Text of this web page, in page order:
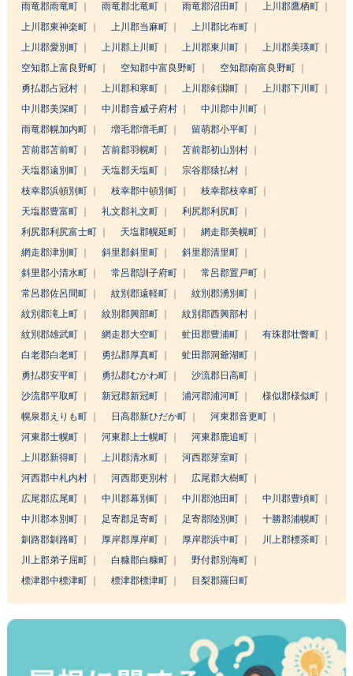
雨竜郡雨竜町
雨竜郡北竜町 雨竜郡沼田町
上川郡鷹栖町
上川郡東神楽町
上川郡当麻町
上川郡比布町
上川郡愛別町
上川郡上川町 上川郡東川町
上川郡美瑛町
空知郡上富良野町
空知郡中富良野町
空知郡南富良野町
勇払郡占冠村
上川郡和寒町 上川郡剣淵町
上川郡下川町
中川郡美深町
中川郡音威子府村
中川郡中川町
雨竜郡幌加内町
増毛郡増毛町
留萌郡小平町
苫前郡苫前町
苫前郡羽幌町
苫前郡初山別村
天塩郡遠別町
天塩郡天塩町
宗谷郡猿払村
枝幸郡浜頓別町
枝幸郡中頓別町
枝幸郡枝幸町
天塩郡豊富町
礼文郡礼文町
利尻郡利尻町
利尻郡利尻富士町
天塩郡幌延町
網走郡美幌町
網走郡津別町
斜里郡斜里町
斜里郡清里町
斜里郡小清水町
常呂郡訓子府町
常呂郡置戸町
常呂郡佐呂間町
紋別郡遠軽町
紋別郡湧別町
紋別郡滝上町
紋別郡興部町
紋別郡西興部村
紋別郡雄武町
網走郡大空町 虻田郡豊浦町
有珠郡壮瞥町
白老郡白老町
勇払郡厚真町
虻田郡洞爺湖町
勇払郡安平町
勇払郡むかわ町
沙流郡日高町
沙流郡平取町
新冠郡新冠町 浦河郡浦河町
様似郡様似町
幌泉郡えりも町
日高郡新ひだか町
河東郡音更町
河東郡士幌町
河東郡上士幌町
河東郡鹿追町
上川郡新得町
上川郡清水町
河西郡芽室町
河西郡中札内村
河西郡更別村
広尾郡大樹町
広尾郡広尾町
中川郡幕別町 中川郡池田町
中川郡豊頃町
中川郡本別町
足寄郡足寄町 足寄郡陸別町
十勝郡浦幌町
釧路郡釧路町
厚岸郡厚岸町 厚岸郡浜中町
川上郡標茶町
川上郡弟子屈町
白糠郡白糠町
野付郡別海町
標津郡中標津町
標津郡標津町 目梨郡羅臼町